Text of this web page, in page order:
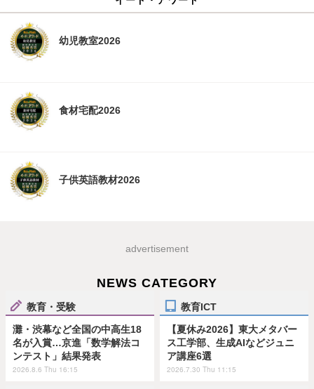
幼児教室2026
食材宅配2026
子供英語教材2026
advertisement
NEWS CATEGORY
教育・受験
灘・渋幕など全国の中高生18
名が入賞…京進「数学解法コ
ンテスト」結果発表
2026.8.6 Thu 16:15
教育ICT
【夏休み2026】東大メタバー
ス工学部、生成AIなどジュニ
ア講座6選
2026.7.30 Thu 11:15